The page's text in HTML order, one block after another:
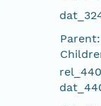
Parent: